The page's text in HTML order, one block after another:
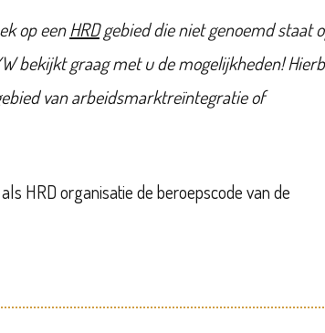
op eenHRDgebied die niet genoemd staat
bekijkt graag met u de mogelijkheden!
van arbeidsmarktreïntegratie of
HRD organisatie de beroepscode van de